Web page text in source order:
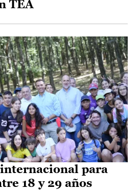
TEA
para
18 y 29 años